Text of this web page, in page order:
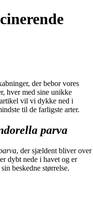
der bebor vores
hver med sine unikke
vil vi dykke ned i
til de farligste arter.
parva
, der sjældent bliver over
dybt nede i havet og er
beskedne størrelse.